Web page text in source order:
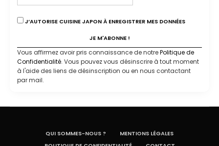
J’AUTORISE CUISINE JAPON À ENREGISTRER MES DONNÉES
Vous affirmez avoir pris connaissance de notrePolitique de
Confidentialité. Vous pouvez vous désinscrire à tout moment
à l'aide des liens de désinscription ou en nous contactant
par mail.
QUI SOMMES-NOUS ?
MENTIONS LÉGALES